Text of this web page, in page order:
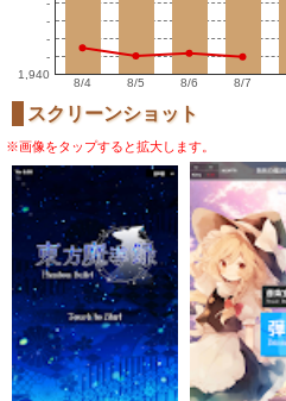
-
-
-
-
1,940
8/4 8/5 8/6 8/7
スクリーンショット
※画像をタップすると拡大します。